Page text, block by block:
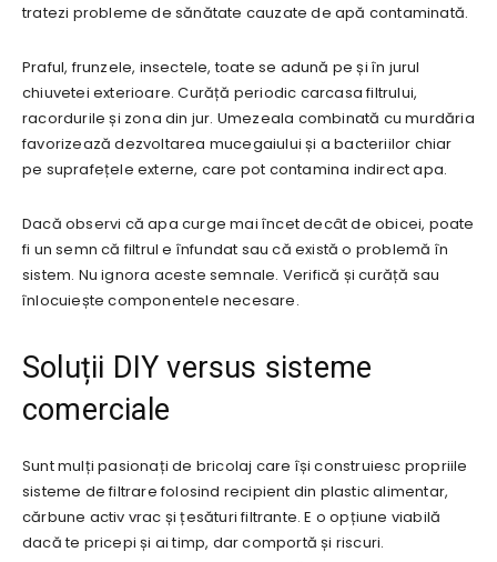
tratezi probleme de sănătate cauzate de apă contaminată.
Praful, frunzele, insectele, toate se adună pe și în jurul
chiuvetei exterioare. Curăță periodic carcasa filtrului,
racordurile și zona din jur. Umezeala combinată cu murdăria
favorizează dezvoltarea mucegaiului și a bacteriilor chiar
pe suprafețele externe, care pot contamina indirect apa.
Dacă observi că apa curge mai încet decât de obicei, poate
fi un semn că filtrul e înfundat sau că există o problemă în
sistem. Nu ignora aceste semnale. Verifică și curăță sau
înlocuiește componentele necesare.
Soluții DIY versus sisteme
comerciale
Sunt mulți pasionați de bricolaj care își construiesc propriile
sisteme de filtrare folosind recipient din plastic alimentar,
cărbune activ vrac și țesături filtrante. E o opțiune viabilă
dacă te pricepi și ai timp, dar comportă și riscuri.